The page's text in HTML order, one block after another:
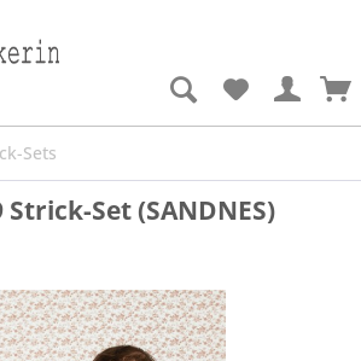
Sets
Set (SANDNES)